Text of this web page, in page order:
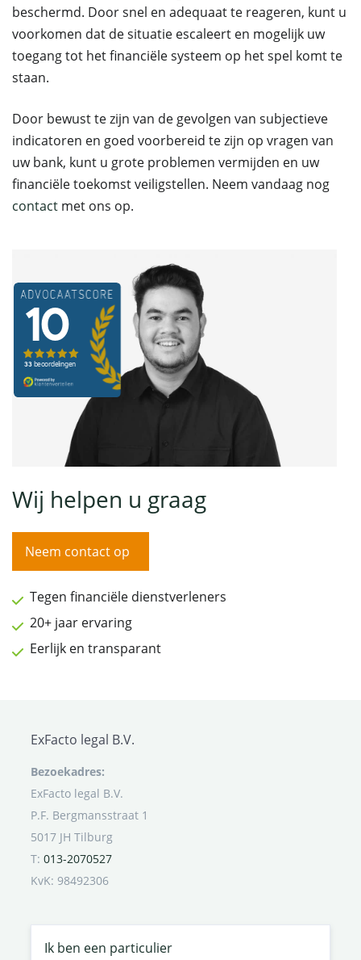
beschermd. Door snel en adequaat te reageren, kunt u
voorkomen dat de situatie escaleert en mogelijk uw
toegang tot het financiële systeem op het spel komt te
staan.
Door bewust te zijn van de gevolgen van subjectieve
indicatoren en goed voorbereid te zijn op vragen van
uw bank, kunt u grote problemen vermijden en uw
financiële toekomst veiligstellen. Neem vandaag nog
contact met ons op.
Wij helpen u graag
Neem contact op
Tegen financiële dienstverleners
20+ jaar ervaring
Eerlijk en transparant
ExFacto legal B.V.
Bezoekadres:
ExFacto legal B.V.
P.F. Bergmansstraat 1
5017 JH Tilburg
T: 013-2070527
KvK: 98492306
Ik ben een particulier